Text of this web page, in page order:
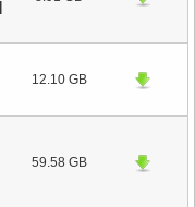
12.10 GB
59.58 GB